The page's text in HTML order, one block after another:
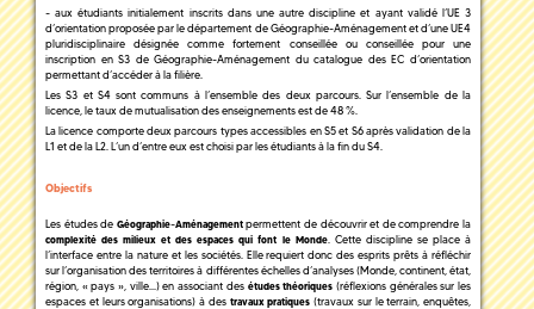
- aux étudiants initialement inscrits dans une autre discipline et ayant validé l’UE 3
d’orientation proposée par le département de Géographie-Aménagement et d’une UE4
pluridisciplinaire désignée comme fortement conseillée ou conseillée pour une
inscription en S3 de Géographie-Aménagement du catalogue des EC d’orientation
permettant d’accéder à la filière.
Les S3 et S4 sont communs à l’ensemble des deux parcours. Sur l’ensemble de la
licence, le taux de mutualisation des enseignements est de 48 %.
La licence comporte deux parcours types accessibles en S5 et S6 après validation de la
L1 et de la L2. L’un d’entre eux est choisi par les étudiants à la fin du S4.
Objectifs
Les études de Géographie-Aménagementpermettent de découvrir et de comprendre la
complexité des milieux et des espaces qui font le Monde. Cette discipline se place à
l’interface entre la nature et les sociétés. Elle requiert donc des esprits prêts à réfléchir
sur l’organisation des territoires à différentes échelles d’analyses (Monde, continent, état,
région, « pays », ville...) en associant des études théoriques (réflexions générales sur les
espaces et leurs organisations) à des travaux pratiques (travaux sur le terrain, enquêtes,